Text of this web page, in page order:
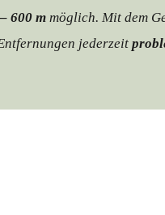
600 m möglich. Mit dem
jederzeit